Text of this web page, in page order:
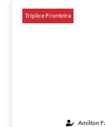
Tríplice Fronteira
Amilton